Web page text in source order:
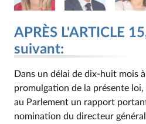
APRÈS L'ARTICLE
suivant:
Dans un délai de dix-huit mois
promulgation de la présente
au Parlement un rapport
nomination du directeur